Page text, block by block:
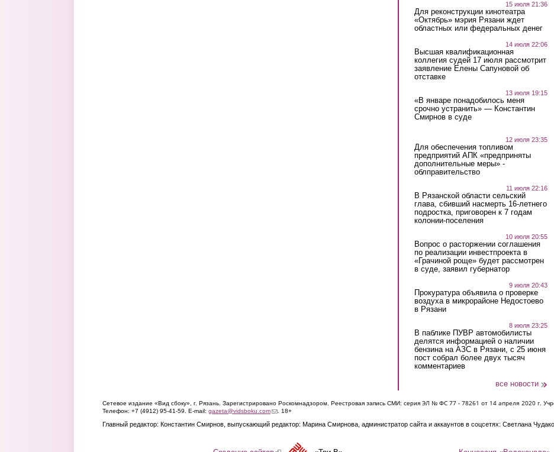
15 июля 21:36
Для реконструкции кинотеатра
«Октябрь» мэрия Рязани ждет
областных или федеральных денег
14 июля 22:06
Высшая квалификационная
коллегия судей 17 июля рассмотрит
заявление Елены Сапуновой об
отставке
13 июля 19:15
«В январе понадобилось меня
срочно устранить» — Константин
Смирнов в суде
12 июля 23:35
Для обеспечения топливом
предприятий АПК «предприняты
дополнительные меры» -
облправительство
11 июля 22:16
В Рязанской области сельский
глава, сбивший насмерть 16-летнего
подростка, приговорен к 7 годам
колонии-поселения
10 июля 20:55
Вопрос о расторжении соглашения
по реализации инвестпроекта в
«Грачиной роще» будет рассмотрен
в суде, заявил губернатор
9 июля 20:43
Прокуратура объявила о проверке
воздуха в микрорайоне Недостоево
в Рязани
8 июля 23:25
В паблике ПУВР автомобилисты
делятся информацией о наличии
бензина на АЗС в Рязани, с 25 июня
пост собрал более двух тысяч
комментариев
все новости
Сетевое издание «Вид сбоку», г. Рязань. Зарегистрировано Роскомнадзором. Реестровая запись СМИ: серия ЭЛ № ФС 77 - 78261 от 14 апреля 2020 г.
Телефон: +7 (4912) 95-41-59. E-mail: gazeta@vidsboku.com(link sends e-mail)
. 18+
Главный редактор: Константин Смирнов, выпускающий редактор: Марина Смирнова, администратор сайта и аккаунтов в соцсетях: Светлана